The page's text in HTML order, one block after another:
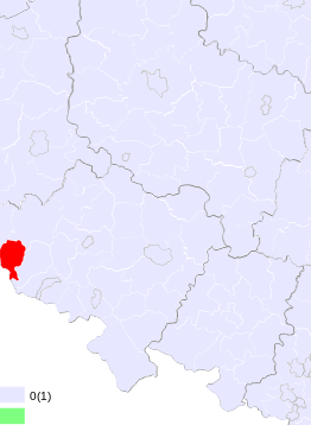
0(1)